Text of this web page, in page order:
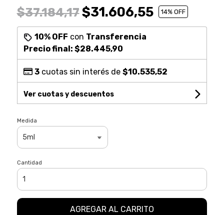
$37.184,17$31.606,55 14% OFF
10% OFF con Transferencia
Precio final: $28.445,90
3cuotas sin interés de $10.535,52
Ver cuotas y descuentos
Medida
Cantidad
AGREGAR AL CARRITO